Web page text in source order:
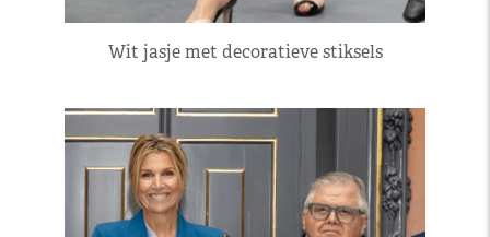
Wit jasje met decoratieve stiksels